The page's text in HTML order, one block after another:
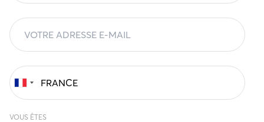
VOUS ÊTES